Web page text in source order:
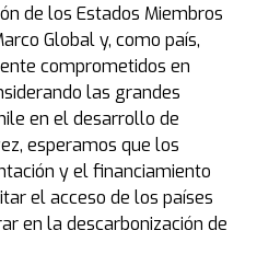
de los Estados Miembros
Global y, como país,
comprometidos en
las grandes
en el desarrollo de
esperamos que los
y el financiamiento
el acceso de los países
en la descarbonización de